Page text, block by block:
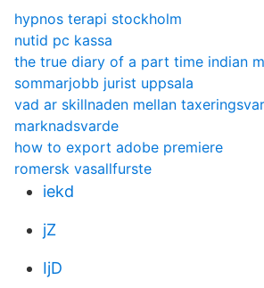
hypnos terapi stockholm
nutid pc kassa
the true diary of a part time indian
sommarjobb jurist uppsala
vad ar skillnaden mellan
marknadsvarde
how to export adobe premiere
romersk vasallfurste
iekd
jZ
IjD